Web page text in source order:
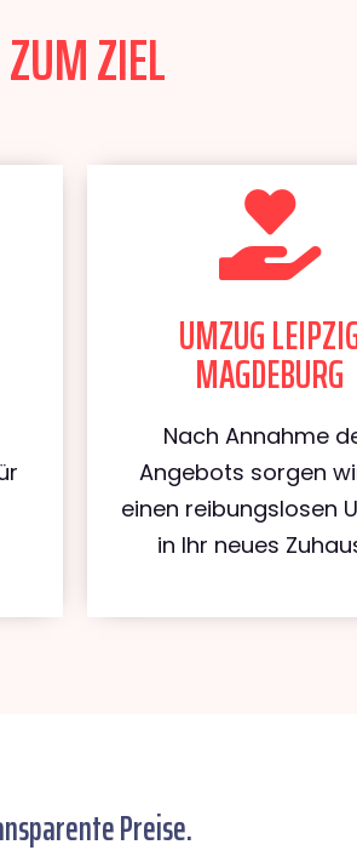
ZIEL
UMZUG
MAGDEBURG
Nach Annahme
Angebots sorgen
einen reibungslosen
in Ihr neues
Preise.